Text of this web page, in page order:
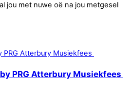
jou met nuwe oë na jou metgesel
PRG Atterbury Musiekfees